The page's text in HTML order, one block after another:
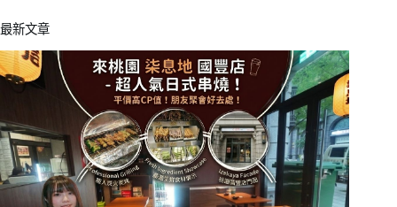
最新文章